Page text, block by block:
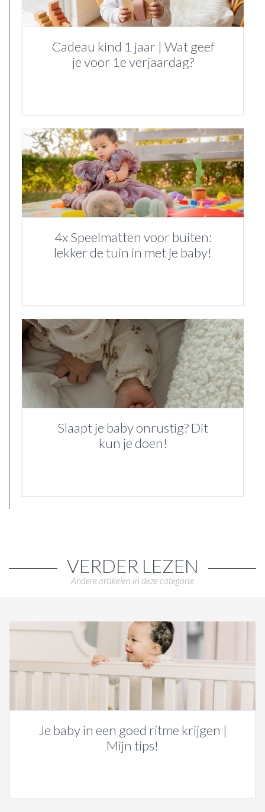
Cadeau kind 1 jaar | Wat geef
je voor 1e verjaardag?
4x Speelmatten voor buiten:
lekker de tuin in met je baby!
Slaapt je baby onrustig? Dit
kun je doen!
VERDER LEZEN
Andere artikelen in deze categorie
Je baby in een goed ritme krijgen |
Mijn tips!